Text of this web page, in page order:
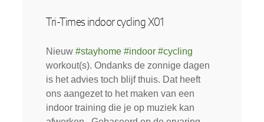
Tri-Times indoor cycling X01
Nieuw#stayhome #indoor #cycling
workout(s). Ondanks de zonnige dagen
is het advies toch blijf thuis. Dat heeft
ons aangezet to het maken van een
indoor training die je op muziek kan